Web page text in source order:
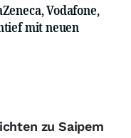
Vodafone,
mit neuen
zu Saipem